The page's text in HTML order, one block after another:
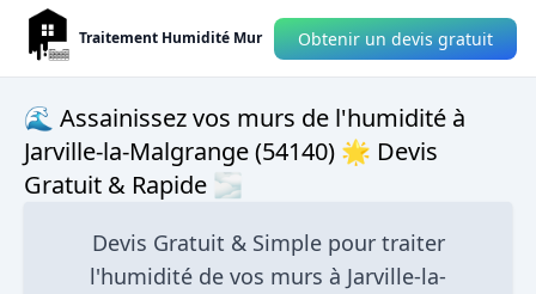
Traitement Humidité Mur Obtenir un devis gratuit
🌊 Assainissez vos murs de l'humidité à
Jarville-la-Malgrange (54140) 🌟 Devis
Gratuit & Rapide 🌫
Devis Gratuit & Simple pour traiter
l'humidité de vos murs à Jarville-la-